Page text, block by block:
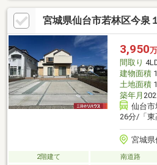
り、カップボードが備え付けられてい
ムのため、ガス漏れの心配もいりませ
ターを設置しておりますので、お手入
者を映像で確認できるTVモニター付き
コン4基設置（LD・各洋室）・太陽光パ
宮城県仙台市若林区今泉
3,950
間取り
建物面積
土地面積
築年月
仙台市
26分/「東
宮城県
2階建て 南道路